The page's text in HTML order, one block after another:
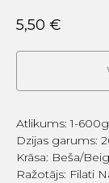
5,50 €
Atlikums: 1-
Dzijas garums:
Krāsa: Bešа/
Ražotājs: Filati